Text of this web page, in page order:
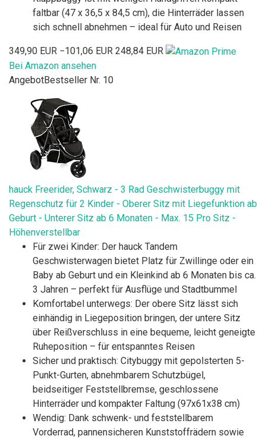
faltbar (47 x 36,5 x 84,5 cm), die Hinterräder lassen
sich schnell abnehmen – ideal für Auto und Reisen
349,90 EUR −101,06 EUR 248,84 EUR
Bei Amazon ansehen
AngebotBestseller Nr. 10
hauck Freerider, Schwarz - 3 Rad Geschwisterbuggy mit
Regenschutz für 2 Kinder - Oberer Sitz mit Liegefunktion ab
Geburt - Unterer Sitz ab 6 Monaten - Max. 15 Pro Sitz -
Höhenverstellbar
Für zwei Kinder: Der hauck Tandem
Geschwisterwagen bietet Platz für Zwillinge oder ein
Baby ab Geburt und ein Kleinkind ab 6 Monaten bis ca.
3 Jahren – perfekt für Ausflüge und Stadtbummel
Komfortabel unterwegs: Der obere Sitz lässt sich
einhändig in Liegeposition bringen, der untere Sitz
über Reißverschluss in eine bequeme, leicht geneigte
Ruheposition – für entspanntes Reisen
Sicher und praktisch: Citybuggy mit gepolsterten 5-
Punkt-Gurten, abnehmbarem Schutzbügel,
beidseitiger Feststellbremse, geschlossene
Hinterräder und kompakter Faltung (97x61x38 cm)
Wendig: Dank schwenk- und feststellbarem
Vorderrad, pannensicheren Kunststoffrädern sowie